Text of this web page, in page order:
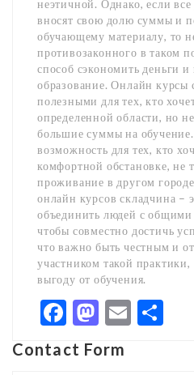
неэтичной. Однако, если
вносят свою долю суммы и
обучающему материалу, то
противозаконного в таком
способ сэкономить деньги и
образование. Онлайн курсы
полезными для тех, кто
определенной области, но
большие суммы на
возможность для тех, кто
комфортной обстановке, не
проживание в другом
онлайн курсов складчина –
объединить людей с
чтобы совместно достичь
что важно быть честным и
участником такой
выгоду от обучения.
Facebook
Email
Contact Form